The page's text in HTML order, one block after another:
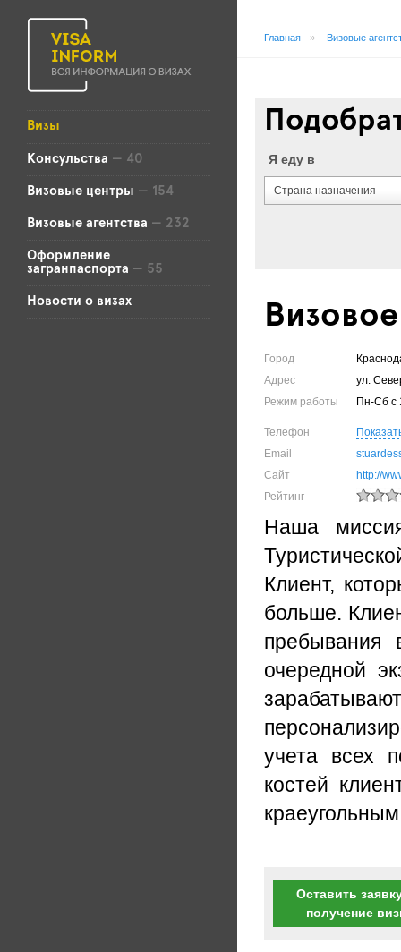
Визы
Консульства — 40
Визовые центры — 154
Визовые агентства — 232
Оформление
загранпаспорта — 55
Новости о визах
Главная » Визовые
Я еду в
Страна назначения
Город
Адрес
ул.
Режим работы
Пн-Сб с
Телефон
Email
Сайт
http://
Рейтинг
Наша
Клиент,
больше.
пребывания
очередной
учета всех
костей
Оставить
получение